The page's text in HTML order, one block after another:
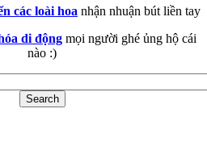
các loài hoa nhận nhuận bút liền tay
di động mọi người ghé ủng hộ cái
nào :)